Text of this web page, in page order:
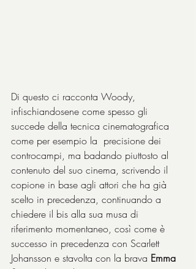
Di questo ci racconta Woody,
infischiandosene come spesso gli
succede della tecnica cinematografica
come per esempio la  precisione dei
controcampi, ma badando piuttosto al
contenuto del suo cinema, scrivendo il
copione in base agli attori che ha già
scelto in precedenza, continuando a
chiedere il bis alla sua musa di
riferimento momentaneo, così come è
successo in precedenza con Scarlett
Johansson e stavolta con la brava Emma